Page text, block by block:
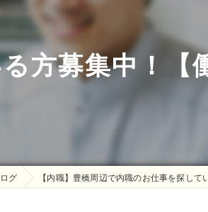
方募集中！【
グ 【内職】豊橋周辺で内職のお仕事を探して